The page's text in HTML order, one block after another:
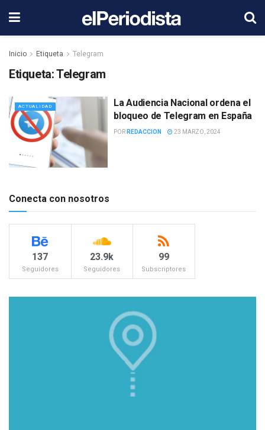
Inicio Etiqueta Telegram
Etiqueta:Telegram
ACTUALIDAD
La Audiencia Nacional ordena el
bloqueo de Telegram en España
POR REDACCION 23 MARZO, 2024
Conecta con nosotros
137
Seguidores
23.9k
Seguidores
99
Subscriptores